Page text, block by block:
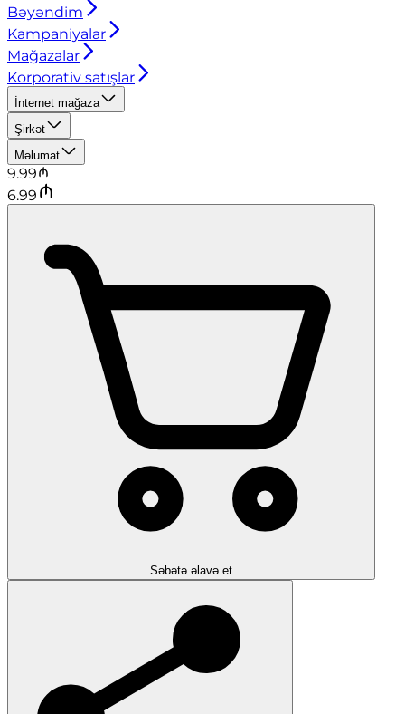
Bəyəndim
Kampaniyalar
Mağazalar
Korporativ satışlar
İnternet mağaza
Şirkət
Məlumat
9.99
6.99
Səbətə əlavə et